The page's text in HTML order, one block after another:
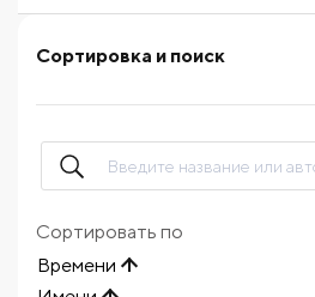
Сортировка и поиск
Сортировать по
Времени